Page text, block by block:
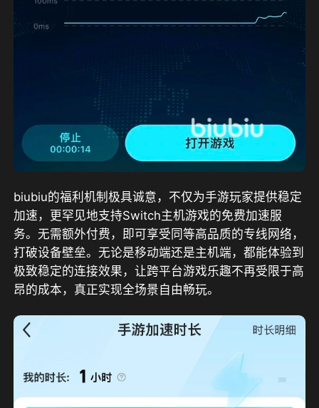
biubiu的福利机制极具诚意，不仅为手游玩家提供稳定
加速，更罕见地支持Switch主机游戏的免费加速服
务。无需额外付费，即可享受同等高品质的专线网络，
打破设备壁垒。无论是移动端还是主机端，都能体验到
极致稳定的连接效果，让跨平台游戏乐趣不再受限于高
昂的成本，真正实现全场景自由畅玩。